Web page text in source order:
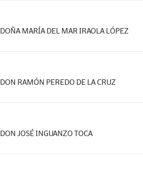
DOÑA MARÍA DEL MAR IRAOLA LÓPEZ
DON RAMÓN PEREDO DE LA CRUZ
DON JOSÉ INGUANZO TOCA